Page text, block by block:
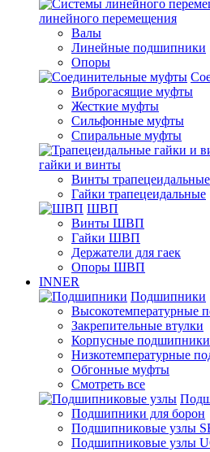
линейного перемещения
Валы
Линейные подшипники
Опоры
Виброгасящие муфты
Жесткие муфты
Сильфонные муфты
Спиральные муфты
гайки и винты
Винты трапецеидальные
Гайки трапецеидальные
ШВП
Винты ШВП
Гайки ШВП
Держатели для гаек
Опоры ШВП
INNER
Подшипники
Высокотемпературные
Закрепительные втулки
Корпусные подшипники
Низкотемпературные
Обгонные муфты
Смотреть все
Подшипники для борон
Подшипниковые узлы
Подшипниковые узлы